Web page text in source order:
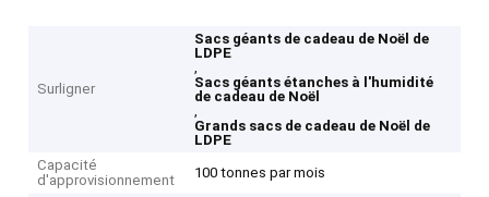
Surligner
Sacs géants de cadeau de Noël de
LDPE
,
Sacs géants étanches à l'humidité
de cadeau de Noël
,
Grands sacs de cadeau de Noël de
LDPE
Capacité
d'approvisionnement
100 tonnes par mois